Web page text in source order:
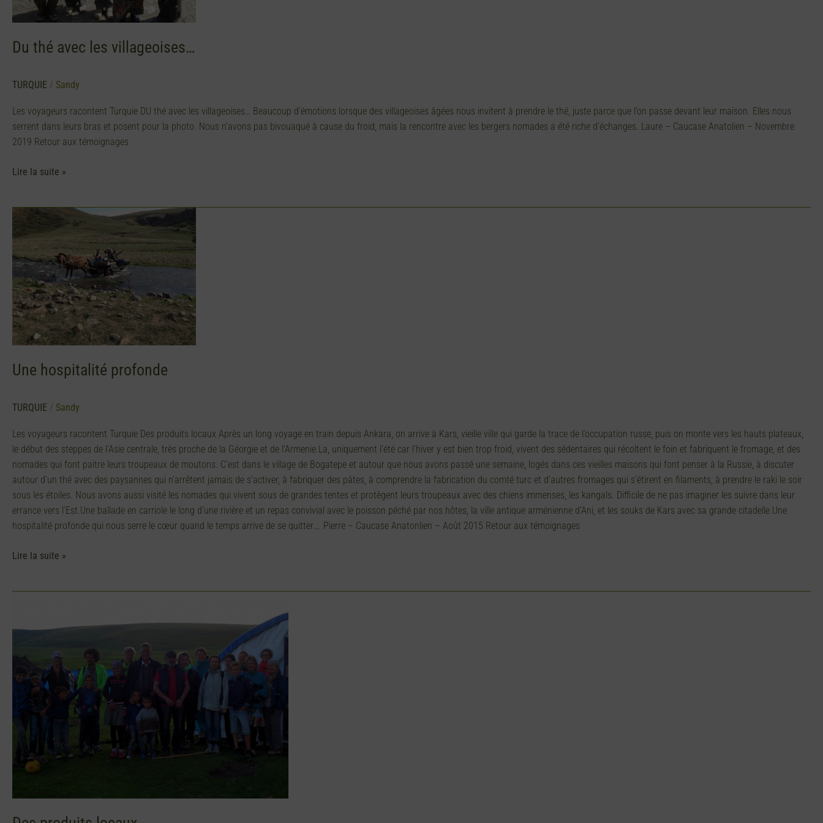
Du thé avec les villageoises…
TURQUIE / Sandy
Les voyageurs racontent Turquie DU thé avec les villageoises… Beaucoup d’émotions lorsque des villageoises âgées nous invitent à prendre le thé, juste parce que l’on passe devant leur maison. Elles nous
serrent dans leurs bras et posent pour la photo. Nous n’avons pas bivouaqué à cause du froid, mais la rencontre avec les bergers nomades a été riche d’échanges. Laure – Caucase Anatolien – Novembre
2019 Retour aux témoignages
Lire la suite »
Une hospitalité profonde
TURQUIE / Sandy
Les voyageurs racontent Turquie Des produits locaux Après un long voyage en train depuis Ankara, on arrive à Kars, vieille ville qui garde la trace de l’occupation russe, puis on monte vers les hauts plateaux,
le début des steppes de l’Asie centrale, très proche de la Géorgie et de l’Armenie.La, uniquement l’été car l’hiver y est bien trop froid, vivent des sédentaires qui récoltent le foin et fabriquent le fromage, et des
nomades qui font paitre leurs troupeaux de moutons. C’est dans le village de Bogatepe et autour que nous avons passé une semaine, logés dans ces vieilles maisons qui font penser à la Russie, à discuter
autour d’un thé avec des paysannes qui n’arrêtent jamais de s’activer, à fabriquer des pâtes, à comprendre la fabrication du comté turc et d’autres fromages qui s’étirent en filaments, à prendre le raki le soir
sous les étoiles. Nous avons aussi visité les nomades qui vivent sous de grandes tentes et protègent leurs troupeaux avec des chiens immenses, les kangals. Difficile de ne pas imaginer les suivre dans leur
errance vers l’Est.Une ballade en carriole le long d’une rivière et un repas convivial avec le poisson péché par nos hôtes, la ville antique arménienne d’Ani, et les souks de Kars avec sa grande citadelle.Une
hospitalité profonde qui nous serre le cœur quand le temps arrive de se quitter…. Pierre – Caucase Anatonlien – Août 2015 Retour aux témoignages
hospitalité
profonde
Lire la suite »
locaux